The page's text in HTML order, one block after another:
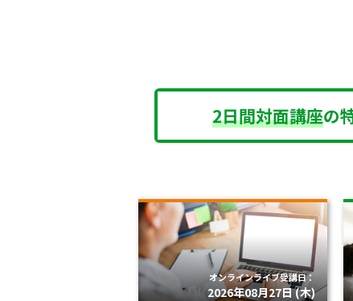
2日間対面講座の
オンラインライブ受講日：
2026年08月27日 (木)